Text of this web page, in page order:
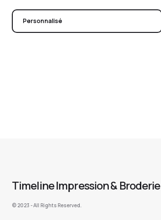
Personnalisé
Timeline Impression & Broderie
©️ 2023 - All Rights Reserved.